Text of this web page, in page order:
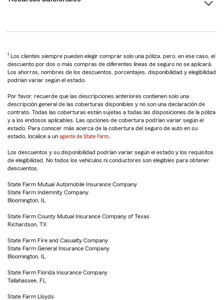
1 Los clientes siempre pueden elegir comprar solo una póliza, pero, en ese caso, el
descuento por dos o más compras de diferentes líneas de seguro no se aplicará.
Los ahorros, nombres de los descuentos, porcentajes, disponibilidad y elegibilidad
podrían variar según el estado.
Por favor, recuerde que las descripciones anteriores contienen solo una
descripción general de las coberturas disponibles y no son una declaración de
contrato. Todas las coberturas están sujetas a todas las disposiciones de la póliza
y a los endosos aplicables. Las opciones de cobertura podrían variar según el
estado. Para conocer más acerca de la cobertura del seguro de auto en su
estado, localice a un agente de State Farm
Los descuentos y su disponibilidad podrían variar según el estado y los requisitos
de elegibilidad. No todos los vehículos ni conductores son elegibles para obtener
descuentos.
State Farm Mutual Automobile Insurance Company
State Farm Indemnity Company
Bloomington, IL
State Farm County Mutual Insurance Company of Texas
Richardson, TX
State Farm Fire and Casualty Company
State Farm General Insurance Company
Bloomington, IL
State Farm Florida Insurance Company
Tallahassee, FL
State Farm Lloyds